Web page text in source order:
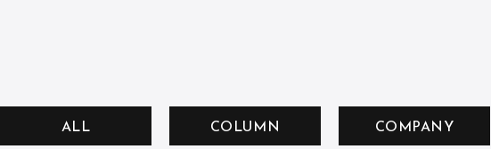
ALL COLUMN COMPANY